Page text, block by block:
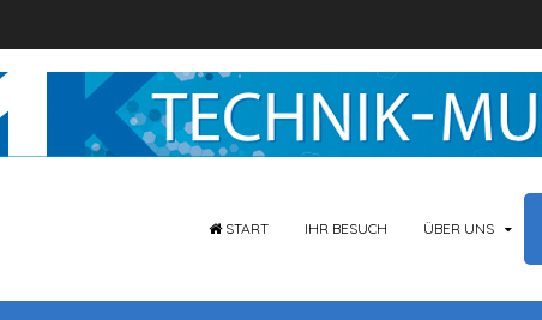
START IHR BESUCH ÜBER UNS